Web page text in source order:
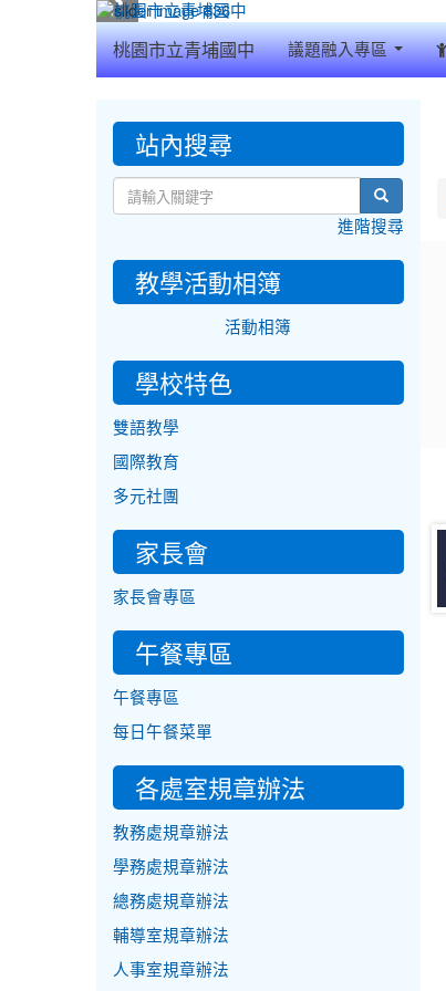
桃園市立青埔國中 議題融入專區
::: 站內搜尋
search
進階搜尋
教學活動相簿
活動相簿
學校特色
雙語教學
國際教育
多元社團
家長會
家長會專區
午餐專區
午餐專區
每日午餐菜單
各處室規章辦法
教務處規章辦法
學務處規章辦法
總務處規章辦法
輔導室規章辦法
人事室規章辦法